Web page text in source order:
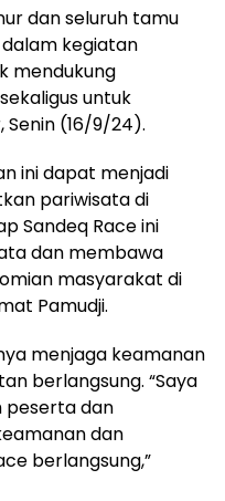
dan seluruh tamu
kegiatan
mendukung
untuk
Senin (16/9/24).
ini dapat menjadi
pariwisata di
Sandeq Race ini
dan membawa
masyarakat di
Pamudji.
menjaga keamanan
berlangsung. “Saya
peserta dan
dan
berlangsung,”